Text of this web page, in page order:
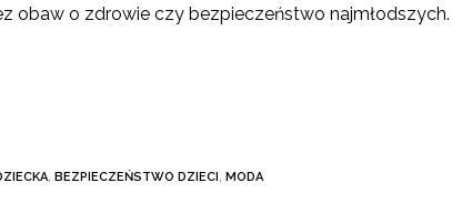
obaw o zdrowie czy bezpieczeństwo najmłodszych.
, BEZPIECZEŃSTWO DZIECI, MODA